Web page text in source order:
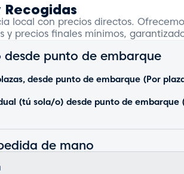
Recogidas
local con precios directos.
y precios finales mínimos,
desde punto de embarque
desde punto de embarque (Por
(tú sola/o) desde punto de embarque
de mano